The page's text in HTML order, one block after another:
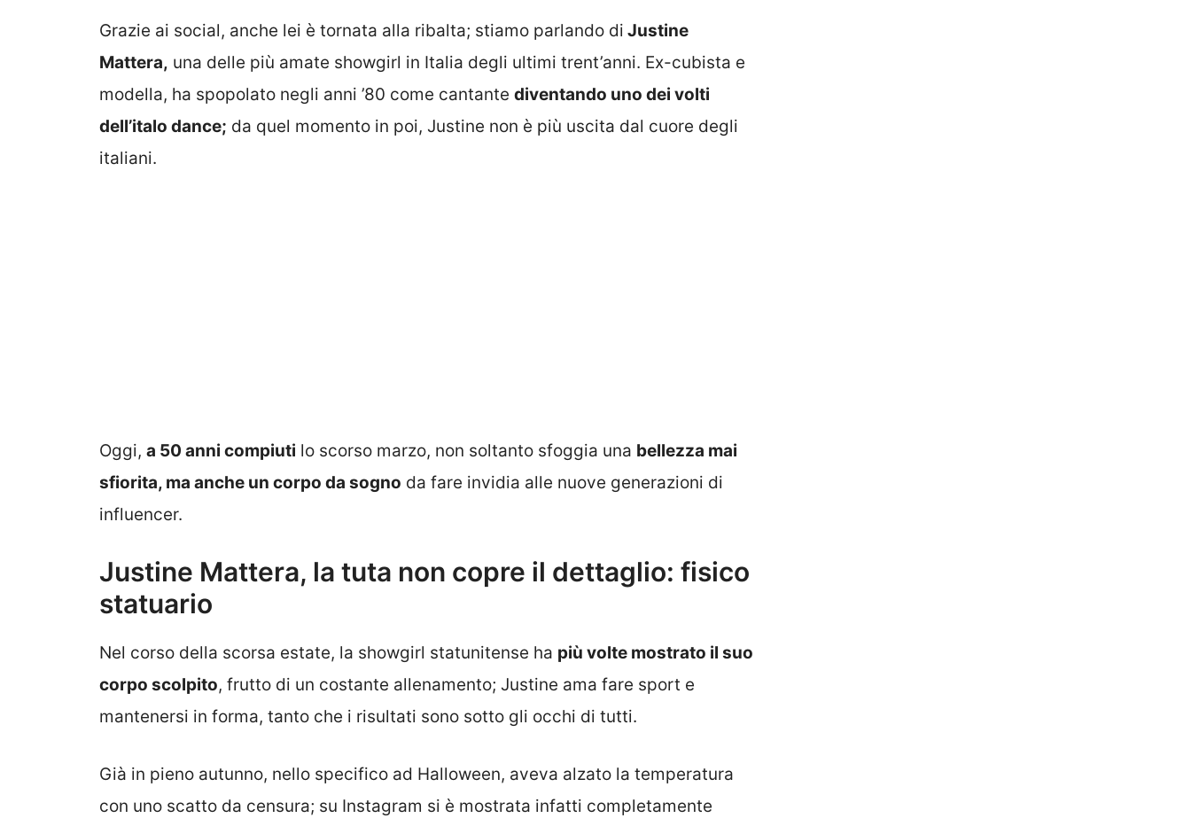
Grazie ai social, anche lei è tornata alla ribalta; stiamo parlando di Justine
Mattera, una delle più amate showgirl in Italia degli ultimi trent’anni. Ex-cubista e
modella, ha spopolato negli anni ’80 come cantante diventando uno dei volti
dell’italo dance; da quel momento in poi, Justine non è più uscita dal cuore degli
italiani.
Oggi, a 50 anni compiuti lo scorso marzo, non soltanto sfoggia una bellezza mai
sfiorita, ma anche un corpo da sogno da fare invidia alle nuove generazioni di
influencer.
Justine Mattera, la tuta non copre il dettaglio: fisico
statuario
Nel corso della scorsa estate, la showgirl statunitense ha più volte mostrato il suo
corpo scolpito, frutto di un costante allenamento; Justine ama fare sport e
mantenersi in forma, tanto che i risultati sono sotto gli occhi di tutti.
Già in pieno autunno, nello specifico ad Halloween, aveva alzato la temperatura
con uno scatto da censura; su Instagram si è mostrata infatti completamente